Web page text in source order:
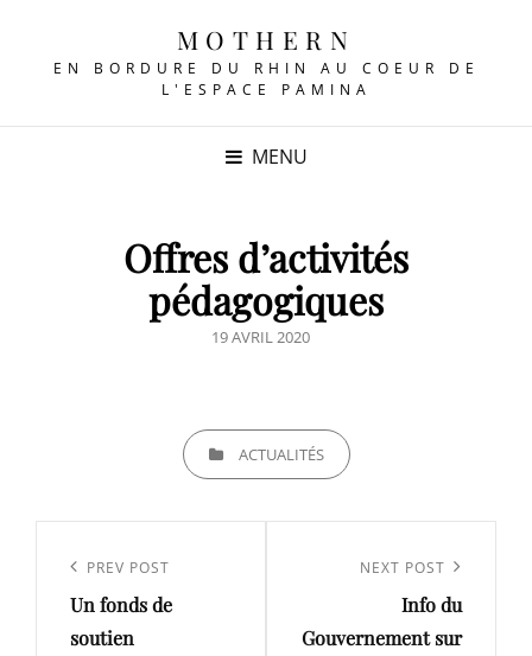
MOTHERN
EN BORDURE DU RHIN AU COEUR DE
L'ESPACE PAMINA
MENU
Offres d’activités
pédagogiques
POSTED
19 AVRIL 2020
CATEGORIESACTUALITÉS
l’article
Previous
Post
PREV POST
Un fonds de
soutien
NEXT POST
Info du
Gouvernement sur